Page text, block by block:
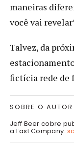
maneiras
você vai
Talvez, da
fictícia rede de
SOBRE O AUTOR
Jeff Beer cobre
a Fast Company.